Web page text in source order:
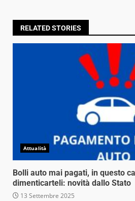
RELATED STORIES
Attualità
Bolli auto mai pagati, in questo
dimenticarteli: novità dallo Stato
13 Settembre 2025